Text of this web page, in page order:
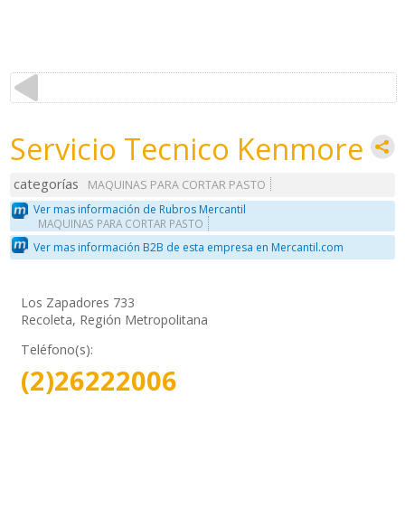
Servicio Tecnico Kenmore
categorías
MAQUINAS PARA CORTAR PASTO
Ver mas información de Rubros Mercantil
MAQUINAS PARA CORTAR PASTO
Ver mas información B2B de esta empresa en Mercantil.com
Los Zapadores 733
Recoleta, Región Metropolitana
Teléfono(s):
(2)26222006